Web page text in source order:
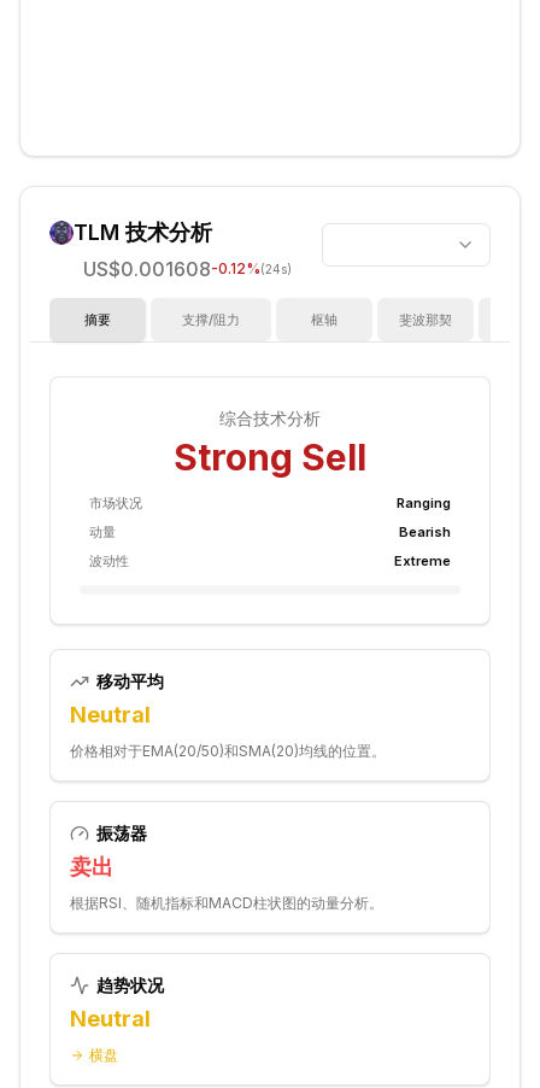
TLM 技术分析
US$0.001608-0.12%(24s)
摘要 支撑/阻力 枢轴 斐波那契
综合技术分析
Strong Sell
市场状况
Ranging
动量
Bearish
波动性
Extreme
移动平均
Neutral
价格相对于EMA(20/50)和SMA(20)均线的位置。
振荡器
卖出
根据RSI、随机指标和MACD柱状图的动量分析。
趋势状况
Neutral
横盘